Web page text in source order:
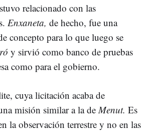
relacionado con las
Enxaneta, de hecho, fue una
concepto para lo que luego se
y sirvió como banco de pruebas
como para el gobierno.
cuya licitación acaba de
misión similar a la deMenut. Es
la observación terrestre y no en las